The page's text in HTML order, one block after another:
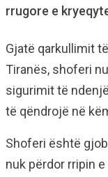
rrugore e
Gjatë qarkullimit
Tiranës, shoferi
sigurimit të
të qëndrojë në
Shoferi është
nuk përdor rripin